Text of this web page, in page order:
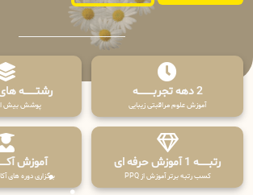
2 دهه تجربـــــــــه
آموزش علوم مراقبتی زیبایی پوشش بیش از 70
رتبــــــه 1 آموزش حرفه ای
کسب رتبه برتر آموزش از PPQ
آموزش
برگزاری دوره های